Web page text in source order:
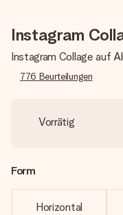
Instagram
Instagram Collage auf
776 Beurteilungen
Vorrätig
Form
Horizontal